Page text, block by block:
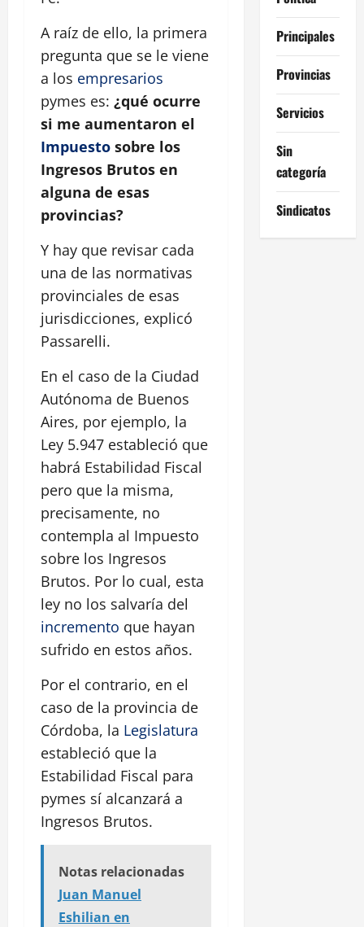
A raíz de ello, la primera
pregunta que se le viene
a los empresarios
pymes es: ¿qué ocurre
si me aumentaron el
Impuesto sobre los
Ingresos Brutos en
alguna de esas
provincias?
Y hay que revisar cada
una de las normativas
provinciales de esas
jurisdicciones, explicó
Passarelli.
En el caso de la Ciudad
Autónoma de Buenos
Aires, por ejemplo, la
Ley 5.947 estableció que
habrá Estabilidad Fiscal
pero que la misma,
precisamente, no
contempla al Impuesto
sobre los Ingresos
Brutos. Por lo cual, esta
ley no los salvaría del
incremento que hayan
sufrido en estos años.
Por el contrario, en el
caso de la provincia de
Córdoba, la Legislatura
estableció que la
Estabilidad Fiscal para
pymes sí alcanzará a
Ingresos Brutos.
Notas relacionadas
Juan Manuel
Eshilian en
Principales
Provincias
Servicios
Sin
categoría
Sindicatos